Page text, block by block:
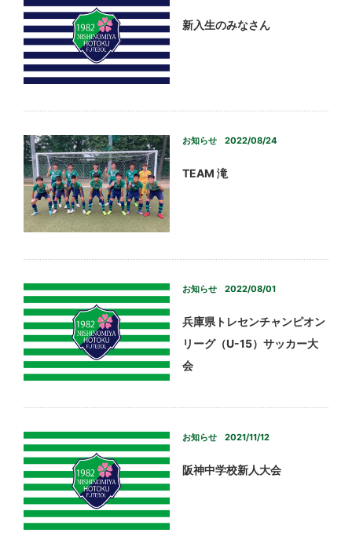
新入生のみなさん
お知らせ 2022/08/24
TEAM 滝
お知らせ 2022/08/01
兵庫県トレセンチャンピオン
リーグ（U-15）サッカー大
会
お知らせ 2021/11/12
阪神中学校新人大会